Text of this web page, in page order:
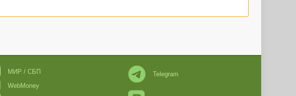
МИР / СБП
WebMoney
Telegram